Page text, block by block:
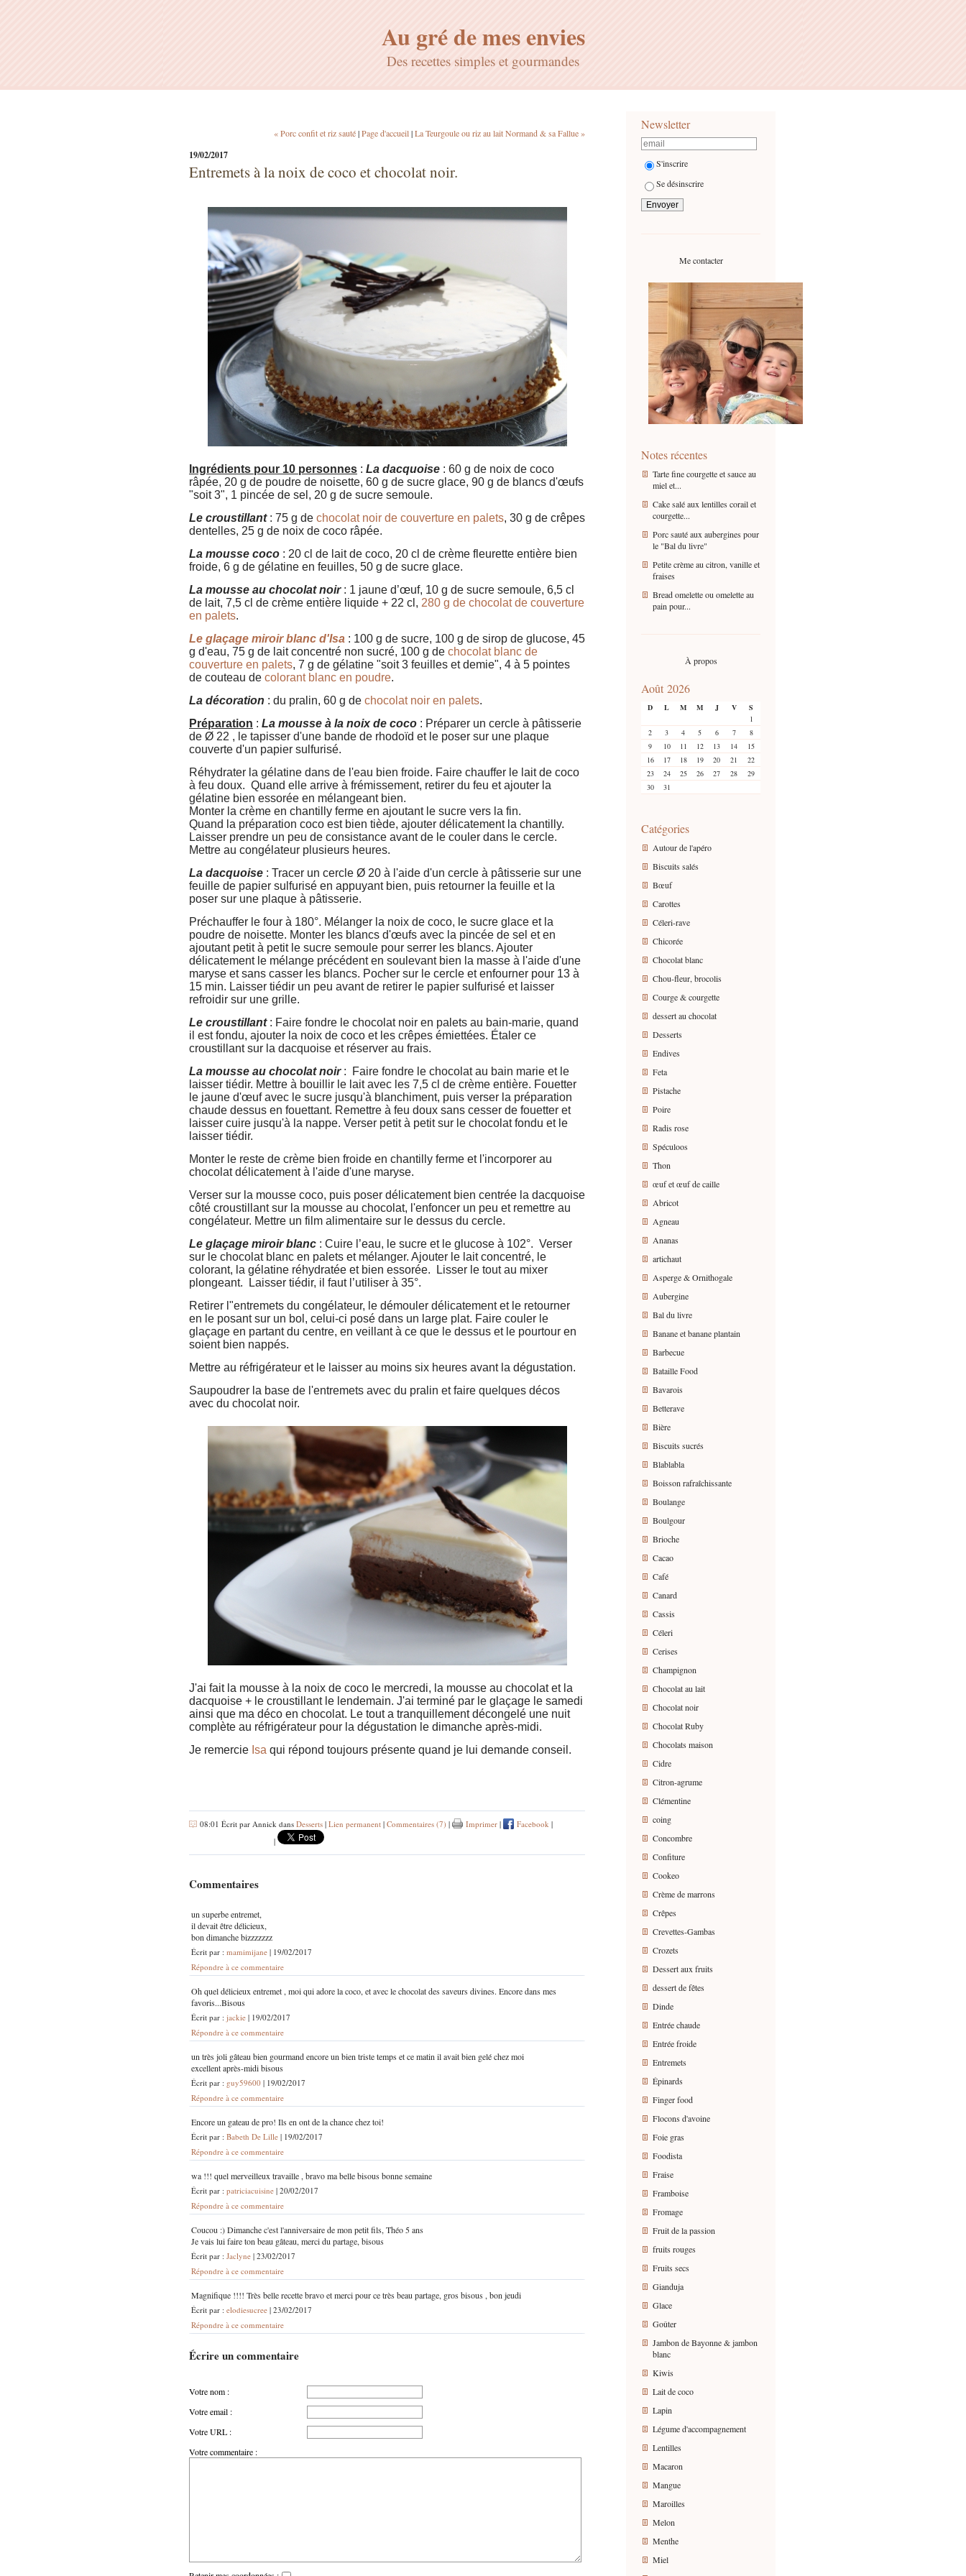
Au gré de mes envies
Des recettes simples et gourmandes
Newsletter
S'inscrire
Se désinscrire
Me contacter
Notes récentes
Tarte fine courgette et sauce au
miel et...
Cake salé aux lentilles corail et
courgette...
Porc sauté aux aubergines pour
le "Bal du livre"
Petite crème au citron, vanille et
fraises
Bread omelette ou omelette au
pain pour...
À propos
Août 2026
D L M M J V
S
1
2
3 4 5 6 7
8
9
10 11 12 13 14
15
16
17 18 19 20 21
22
23
24 25 26 27 28
29
30
31
Catégories
Autour de l'apéro
Biscuits salés
Bœuf
Carottes
Céleri-rave
Chicorée
Chocolat blanc
Chou-fleur, brocolis
Courge & courgette
dessert au chocolat
Desserts
Endives
Feta
Pistache
Poire
Radis rose
Spéculoos
Thon
œuf et œuf de caille
Abricot
Agneau
Ananas
artichaut
Asperge & Ornithogale
Aubergine
Bal du livre
Banane et banane plantain
Barbecue
Bataille Food
Bavarois
Betterave
Bière
Biscuits sucrés
Blablabla
Boisson rafraîchissante
Boulange
Boulgour
Brioche
Cacao
Café
Canard
Cassis
Céleri
Cerises
Champignon
Chocolat au lait
Chocolat noir
Chocolat Ruby
Chocolats maison
Cidre
Citron-agrume
Clémentine
coing
Concombre
Confiture
Cookeo
Crème de marrons
Crêpes
Crevettes-Gambas
Crozets
Dessert aux fruits
dessert de fêtes
Dinde
Entrée chaude
Entrée froide
Entremets
Épinards
Finger food
Flocons d'avoine
Foie gras
Foodista
Fraise
Framboise
Fromage
Fruit de la passion
fruits rouges
Fruits secs
Gianduja
Glace
Goûter
Jambon de Bayonne & jambon
blanc
Kiwis
Lait de coco
Lapin
Légume d'accompagnement
Lentilles
Macaron
Mangue
Maroilles
Melon
Menthe
Miel
« Porc confit et riz sauté|Page d'accueil|La Teurgoule ou riz au lait Normand & sa Fallue »
19/02/2017
Entremets à la noix de coco et chocolat noir.
Ingrédients pour 10 personnes : La dacquoise : 60 g de noix de coco
râpée, 20 g de poudre de noisette, 60 g de sucre glace, 90 g de blancs d'œufs
"soit 3", 1 pincée de sel, 20 g de sucre semoule.
Le croustillant: 75 g de chocolat noir de couverture en palets, 30 g de crêpes
dentelles, 25 g de noix de coco râpée.
La mousse coco : 20 cl de lait de coco, 20 cl de crème fleurette entière bien
froide, 6 g de gélatine en feuilles, 50 g de sucre glace.
La mousse au chocolat noir: 1 jaune d’œuf, 10 g de sucre semoule, 6,5 cl
de lait, 7,5 cl de crème entière liquide + 22 cl, 280 g de chocolat de couverture
en palets.
Le glaçage miroir blanc d'Isa : 100 g de sucre, 100 g de sirop de glucose, 45
g d'eau, 75 g de lait concentré non sucré, 100 g de chocolat blanc de
couverture en palets, 7 g de gélatine "soit 3 feuilles et demie", 4 à 5 pointes
de couteau de colorant blanc en poudre.
La décoration : du pralin, 60 g de chocolat noir en palets.
Préparation : La mousse à la noix de coco : Préparer un cercle à pâtisserie
de Ø 22 , le tapisser d'une bande de rhodoïd et le poser sur une plaque
couverte d'un papier sulfurisé.
Réhydrater la gélatine dans de l'eau bien froide. Faire chauffer le lait de coco
à feu doux. Quand elle arrive à frémissement, retirer du feu et ajouter la
gélatine bien essorée en mélangeant bien.
Monter la crème en chantilly ferme en ajoutant le sucre vers la fin.
Quand la préparation coco est bien tiède, ajouter délicatement la chantilly.
Laisser prendre un peu de consistance avant de le couler dans le cercle.
Mettre au congélateur plusieurs heures.
La dacquoise : Tracer un cercle Ø 20 à l'aide d'un cercle à pâtisserie sur une
feuille de papier sulfurisé en appuyant bien, puis retourner la feuille et la
poser sur une plaque à pâtisserie.
Préchauffer le four à 180°. Mélanger la noix de coco, le sucre glace et la
poudre de noisette. Monter les blancs d'œufs avec la pincée de sel et en
ajoutant petit à petit le sucre semoule pour serrer les blancs. Ajouter
délicatement le mélange précédent en soulevant bien la masse à l'aide d'une
maryse et sans casser les blancs. Pocher sur le cercle et enfourner pour 13 à
15 min. Laisser tiédir un peu avant de retirer le papier sulfurisé et laisser
refroidir sur une grille.
Le croustillant: Faire fondre le chocolat noir en palets au bain-marie, quand
il est fondu, ajouter la noix de coco et les crêpes émiettées. Étaler ce
croustillant sur la dacquoise et réserver au frais.
La mousse au chocolat noir: Faire fondre le chocolat au bain marie et le
laisser tiédir. Mettre à bouillir le lait avec les 7,5 cl de crème entière. Fouetter
le jaune d'œuf avec le sucre jusqu'à blanchiment, puis verser la préparation
chaude dessus en fouettant. Remettre à feu doux sans cesser de fouetter et
laisser cuire jusqu'à la nappe. Verser petit à petit sur le chocolat fondu et le
laisser tiédir.
Monter le reste de crème bien froide en chantilly ferme et l'incorporer au
chocolat délicatement à l'aide d'une maryse.
Verser sur la mousse coco, puis poser délicatement bien centrée la dacquoise
côté croustillant sur la mousse au chocolat, l'enfoncer un peu et remettre au
congélateur. Mettre un film alimentaire sur le dessus du cercle.
Le glaçage miroir blanc : Cuire l’eau, le sucre et le glucose à 102°. Verser
sur le chocolat blanc en palets et mélanger. Ajouter le lait concentré, le
colorant, la gélatine réhydratée et bien essorée. Lisser le tout au mixer
plongeant. Laisser tiédir, il faut l’utiliser à 35°.
Retirer l"entremets du congélateur, le démouler délicatement et le retourner
en le posant sur un bol, celui-ci posé dans un large plat. Faire couler le
glaçage en partant du centre, en veillant à ce que le dessus et le pourtour en
soient bien nappés.
Mettre au réfrigérateur et le laisser au moins six heures avant la dégustation.
Saupoudrer la base de l'entremets avec du pralin et faire quelques décos
avec du chocolat noir.
J'ai fait la mousse à la noix de coco le mercredi, la mousse au chocolat et la
dacquoise + le croustillant le lendemain. J'ai terminé par le glaçage le samedi
ainsi que ma déco en chocolat. Le tout a tranquillement décongelé une nuit
complète au réfrigérateur pour la dégustation le dimanche après-midi.
Je remercie Isa qui répond toujours présente quand je lui demande conseil.
08:01 Écrit par Annick dans Desserts | Lien permanent | Commentaires (7) | Imprimer | Facebook |
|
Commentaires
un superbe entremet,
il devait être délicieux,
bon dimanche bizzzzzzz
Écrit par : mamimijane | 19/02/2017
Répondre à ce commentaire
Oh quel délicieux entremet , moi qui adore la coco, et avec le chocolat des saveurs divines. Encore dans mes
favoris...Bisous
Écrit par : jackie | 19/02/2017
Répondre à ce commentaire
un très joli gâteau bien gourmand encore un bien triste temps et ce matin il avait bien gelé chez moi
excellent après-midi bisous
Écrit par : guy59600 | 19/02/2017
Répondre à ce commentaire
Encore un gateau de pro! Ils en ont de la chance chez toi!
Écrit par : Babeth De Lille | 19/02/2017
Répondre à ce commentaire
wa !!! quel merveilleux travaille , bravo ma belle bisous bonne semaine
Écrit par : patriciacuisine | 20/02/2017
Répondre à ce commentaire
Coucou :) Dimanche c'est l'anniversaire de mon petit fils, Théo 5 ans
Je vais lui faire ton beau gâteau, merci du partage, bisous
Écrit par : Jaclyne | 23/02/2017
Répondre à ce commentaire
Magnifique !!!! Très belle recette bravo et merci pour ce très beau partage, gros bisous , bon jeudi
Écrit par : elodiesucree | 23/02/2017
Répondre à ce commentaire
Écrire un commentaire
Votre nom :
Votre email :
Votre URL :
Votre commentaire :